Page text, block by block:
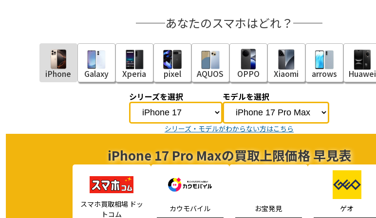
あなたのスマホはどれ？
iPhone Galaxy Xperia pixel AQUOS OPPO Xiaomi arrows Huawei
シリーズを選択
モデルを選択
シリーズ・モデルがわからない方はこちら
iPhone 17 Pro Maxの買取上限価格 早見表
スマホ買取相場 ドッ
トコム
カウモバイル お宝発見 ゲオ